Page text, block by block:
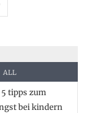
e
ALL
tipps zum
bei kindern